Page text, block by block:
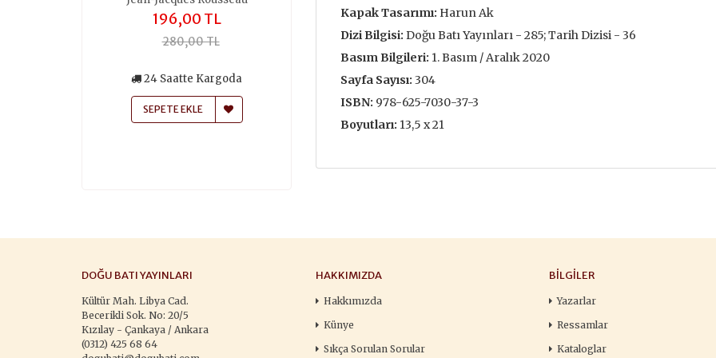
196,00 TL
280,00 TL
24 Saatte Kargoda
SEPETE EKLE
259,00 TL
370,00 TL
24 Saatte Kargoda
SEPETE EKLE
280,00 TL
Kapak Tasarımı: Harun Ak
Dizi Bilgisi: Doğu Batı Yayınları - 285; Tarih Dizisi - 36
Basım Bilgileri: 1. Basım / Aralık 2020
Sayfa Sayısı: 304
ISBN: 978-625-7030-37-3
Boyutları: 13,5 x 21
DOĞU BATI YAYINLARI
Kültür Mah. Libya Cad.
Becerikli Sok. No: 20/5
Kızılay - Çankaya / Ankara
(0312) 425 68 64
HAKKIMIZDA
Hakkımızda
Künye
Sıkça Sorulan Sorular
BILGILER
Yazarlar
Ressamlar
Kataloglar